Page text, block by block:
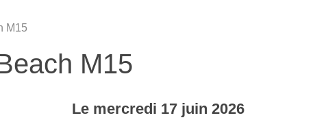
M15
M15
Le mercredi 17 juin 2026